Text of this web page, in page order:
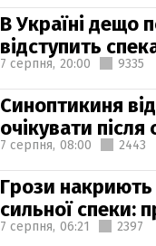
В Україні дещо
відступить
7 серпня, 20:00 9335
Синоптикиня
очікувати після
7 серпня, 08:00 2443
Грози накриють
сильної спеки:
7 серпня, 06:21 2397